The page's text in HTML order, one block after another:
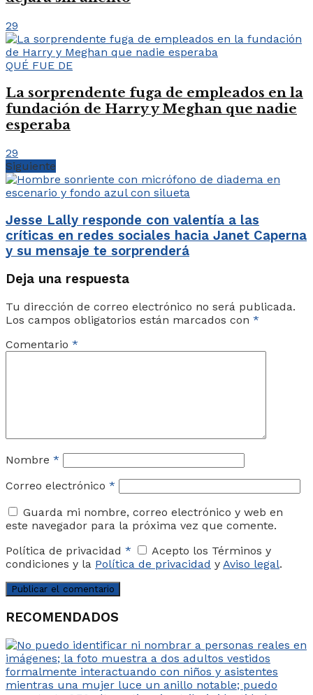
29
QUÉ FUE DE
La sorprendente fuga de empleados en la
fundación de Harry y Meghan que nadie
esperaba
29
Siguiente
Jesse Lally responde con valentía a las
críticas en redes sociales hacia Janet Caperna
y su mensaje te sorprenderá
Deja una respuesta
Tu dirección de correo electrónico no será publicada.
Los campos obligatorios están marcados con *
Comentario *
Nombre *
Correo electrónico *
Guarda mi nombre, correo electrónico y web en
este navegador para la próxima vez que comente.
Política de privacidad *
Acepto los Términos y
condiciones y la Política de privacidad y Aviso legal.
RECOMENDADOS